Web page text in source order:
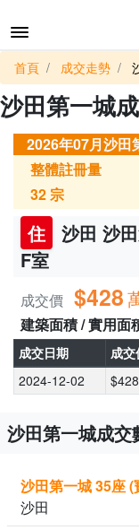
首頁 成交走勢
沙田第一城
2026年07月沙田
整體註冊量
32宗
住
沙田 沙
F室
成交價 $428
建築面積 / 實用面
成交日期 成交
2024-12-02
沙田第一城成交
沙田第一城 35座 (
沙田